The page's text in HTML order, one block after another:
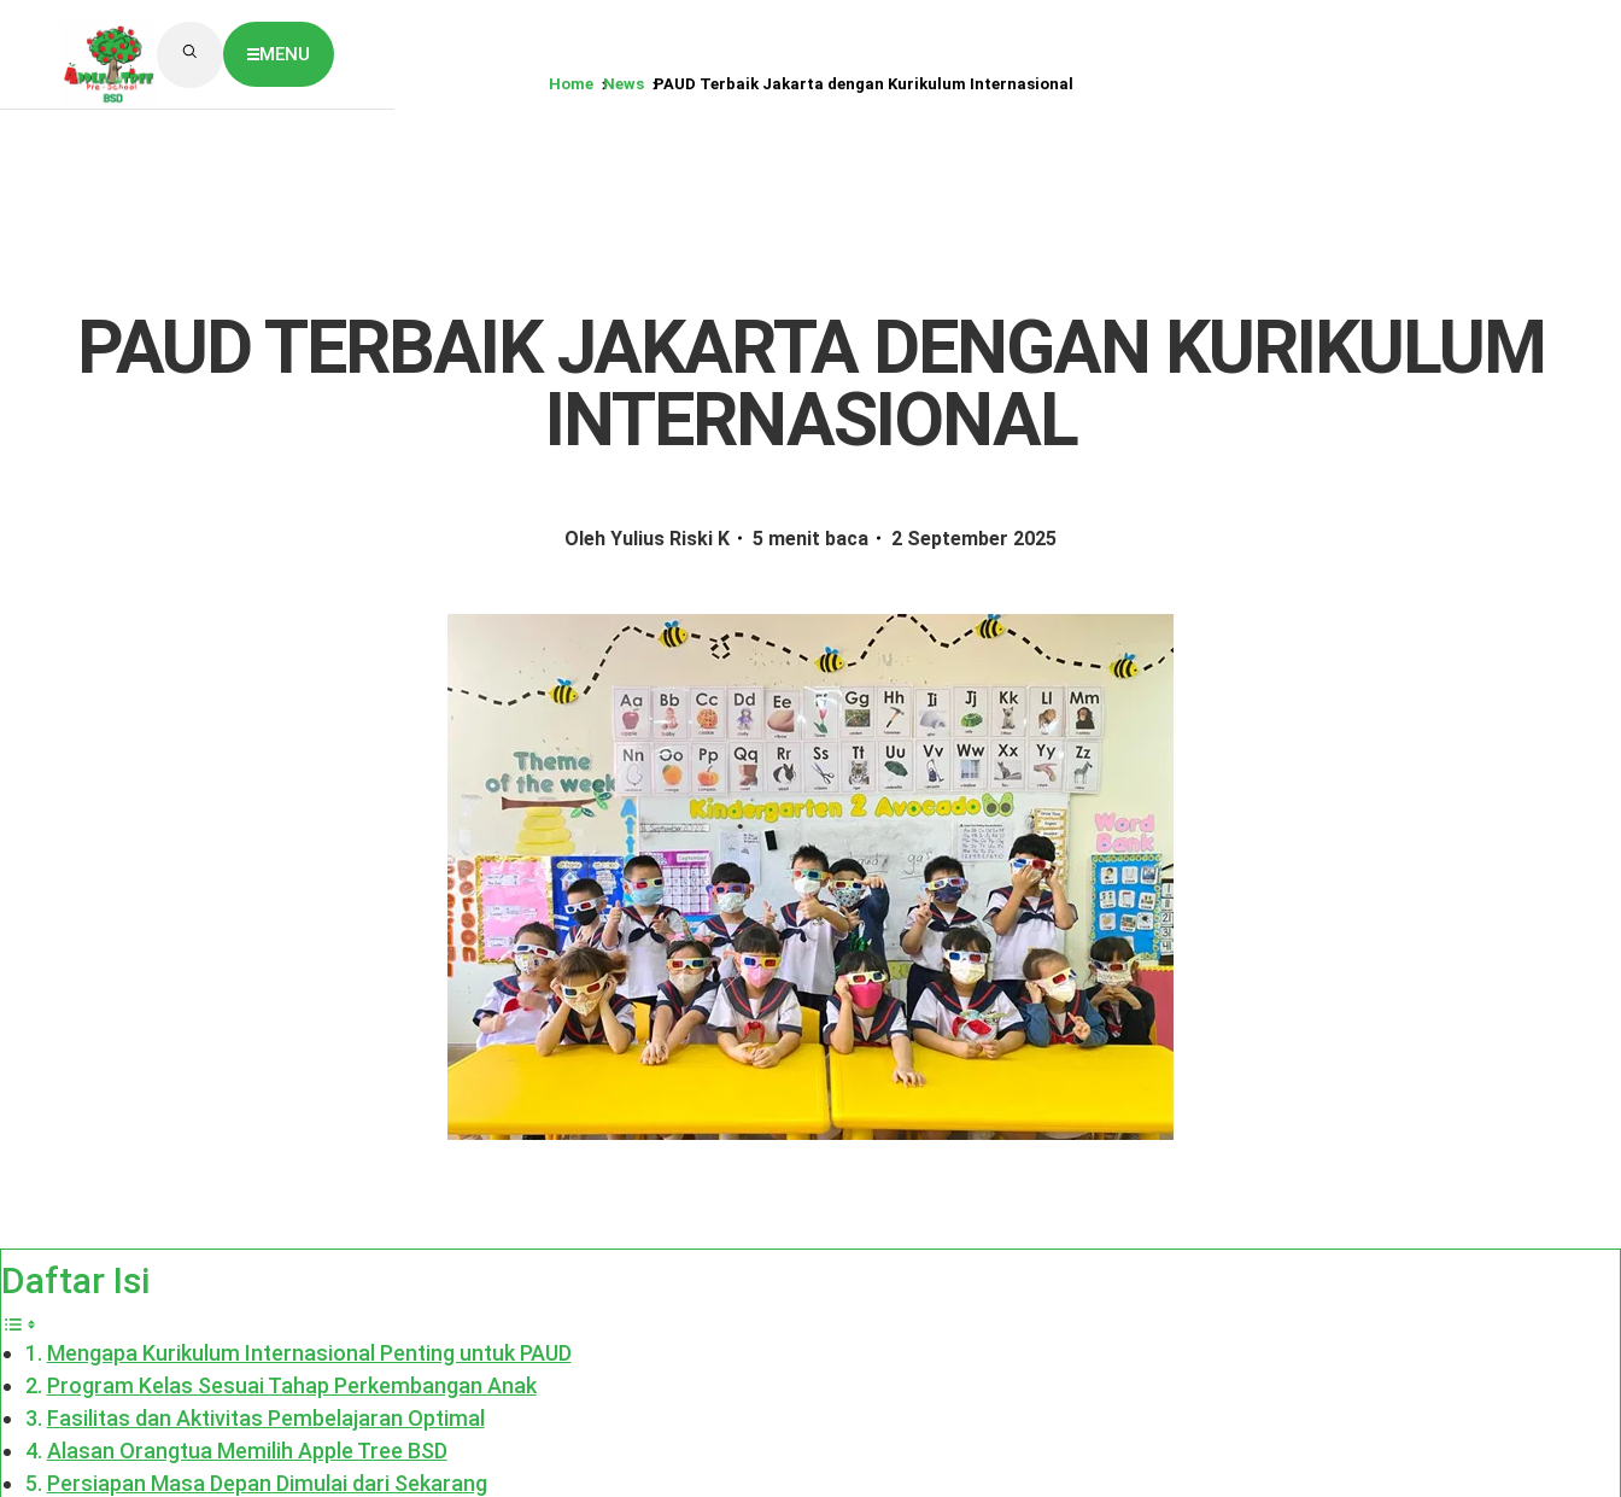
MENU
Job Vaccancy
Home News PAUD Terbaik Jakarta dengan Kurikulum Internasional
PAUD TERBAIK JAKARTA DENGAN KURIKULUM
INTERNASIONAL
Oleh Yulius Riski K 5 menit baca 2 September 2025
Daftar Isi
Mengapa Kurikulum Internasional Penting untuk PAUD
Program Kelas Sesuai Tahap Perkembangan Anak
Fasilitas dan Aktivitas Pembelajaran Optimal
Alasan Orangtua Memilih Apple Tree BSD
Persiapan Masa Depan Dimulai dari Sekarang